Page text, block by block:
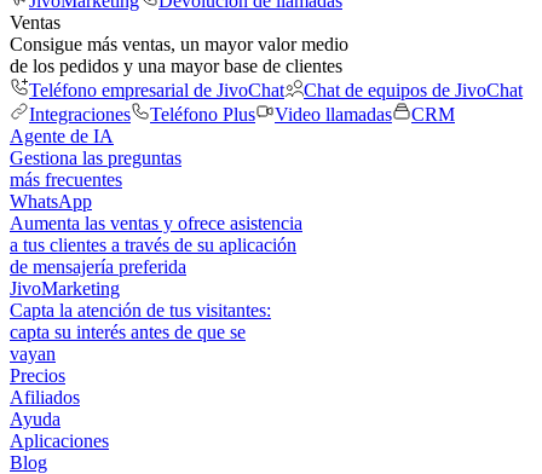
Ventas
Consigue más ventas, un mayor valor medio
de los pedidos y una mayor base de clientes
Teléfono empresarial de JivoChat
Chat de equipos de JivoChat
Integraciones
Teléfono Plus Video llamadas
CRM
Agente de IA
Gestiona las preguntas
más frecuentes
WhatsApp
Aumenta las ventas y ofrece asistencia
a tus clientes a través de su aplicación
de mensajería preferida
JivoMarketing
Capta la atención de tus visitantes:
capta su interés antes de que se
vayan
Precios
Afiliados
Ayuda
Aplicaciones
Blog